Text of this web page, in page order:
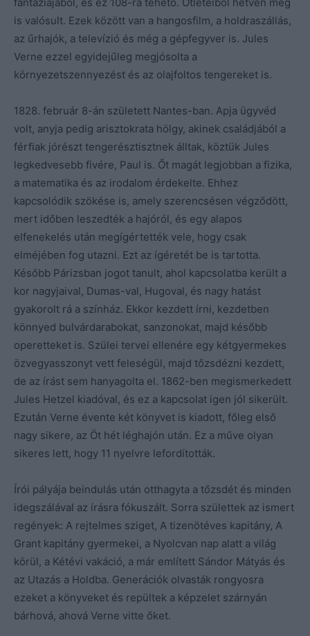
is valósult. Ezek között van a hangosfilm, a holdraszállás,
az űrhajók, a televízió és még a gépfegyver is. Jules
Verne ezzel egyidejűleg megjósolta a
környezetszennyezést és az olajfoltos tengereket is.
1828. február 8-án született Nantes-ban. Apja ügyvéd
volt, anyja pedig arisztokrata hölgy, akinek családjából a
férfiak jórészt tengerésztisztnek álltak, köztük Jules
legkedvesebb fivére, Paul is. Őt magát legjobban a fizika,
a matematika és az irodalom érdekelte. Ehhez
kapcsolódik szökése is, amely szerencsésen végződött,
mert időben leszedték a hajóról, és egy alapos
elfenekelés után megígértették vele, hogy csak
elméjében fog utazni. Ezt az ígéretét be is tartotta.
Később Párizsban jogot tanult, ahol kapcsolatba került a
kor nagyjaival, Dumas-val, Hugoval, és nagy hatást
gyakorolt rá a színház. Ekkor kezdett írni, kezdetben
könnyed bulvárdarabokat, sanzonokat, majd később
operetteket is. Szülei tervei ellenére egy kétgyermekes
özvegyasszonyt vett feleségül, majd tőzsdézni kezdett,
de az írást sem hanyagolta el. 1862-ben megismerkedett
Jules Hetzel kiadóval, és ez a kapcsolat igen jól sikerült.
Ezután Verne évente két könyvet is kiadott, főleg első
nagy sikere, az Öt hét léghajón után. Ez a műve olyan
sikeres lett, hogy 11 nyelvre lefordították.
Írói pályája beindulás után otthagyta a tőzsdét és minden
idegszálával az írásra fókuszált. Sorra születtek az ismert
regények: A rejtelmes sziget, A tizenötéves kapitány, A
Grant kapitány gyermekei, a Nyolcvan nap alatt a világ
körül, a Kétévi vakáció, a már említett Sándor Mátyás és
az Utazás a Holdba. Generációk olvasták rongyosra
ezeket a könyveket és repültek a képzelet szárnyán
bárhová, ahová Verne vitte őket.